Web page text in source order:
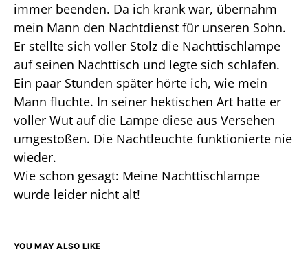
immer beenden. Da ich krank war, übernahm
mein Mann den Nachtdienst für unseren Sohn.
Er stellte sich voller Stolz die Nachttischlampe
auf seinen Nachttisch und legte sich schlafen.
Ein paar Stunden später hörte ich, wie mein
Mann fluchte. In seiner hektischen Art hatte er
voller Wut auf die Lampe diese aus Versehen
umgestoßen. Die Nachtleuchte funktionierte nie
wieder.
Wie schon gesagt: Meine Nachttischlampe
wurde leider nicht alt!
YOU MAY ALSO LIKE